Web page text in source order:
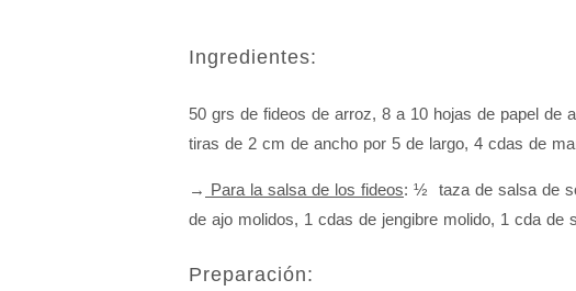
Ingredientes:
50 grs de fideos de arroz, 8 a 10 hojas de papel de
tiras de 2 cm de ancho por 5 de largo, 4 cdas de
→ Para la salsa de los fideos: ½ taza de salsa de
de ajo molidos, 1 cdas de jengibre molido, 1 cda de
Preparación: